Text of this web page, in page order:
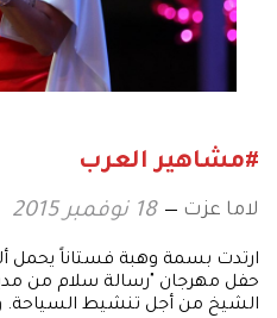
#مشاهير العرب
لاما عزت 18 نوفمبر 2015
ارتدت بسمة وهبة فستاناً يحمل
حفل مهرجان "رسالة سلام من
الشيخ من أجل تنشيط السياحة.